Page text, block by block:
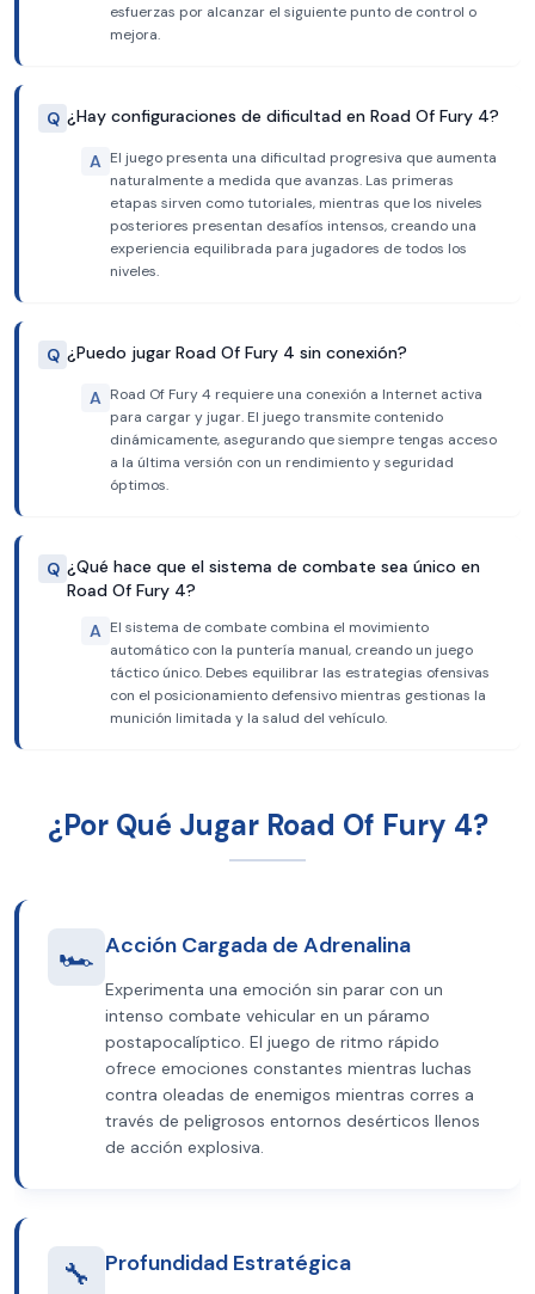
esfuerzas por alcanzar el siguiente punto de control o
mejora.
Q ¿Hay configuraciones de dificultad en Road Of Fury 4?
A El juego presenta una dificultad progresiva que aumenta
naturalmente a medida que avanzas. Las primeras
etapas sirven como tutoriales, mientras que los niveles
posteriores presentan desafíos intensos, creando una
experiencia equilibrada para jugadores de todos los
niveles.
Q ¿Puedo jugar Road Of Fury 4 sin conexión?
A Road Of Fury 4 requiere una conexión a Internet activa
para cargar y jugar. El juego transmite contenido
dinámicamente, asegurando que siempre tengas acceso
a la última versión con un rendimiento y seguridad
óptimos.
Q ¿Qué hace que el sistema de combate sea único en
Road Of Fury 4?
A El sistema de combate combina el movimiento
automático con la puntería manual, creando un juego
táctico único. Debes equilibrar las estrategias ofensivas
con el posicionamiento defensivo mientras gestionas la
munición limitada y la salud del vehículo.
¿Por Qué Jugar Road Of Fury 4?
🏎️ Acción Cargada de Adrenalina
Experimenta una emoción sin parar con un
intenso combate vehicular en un páramo
postapocalíptico. El juego de ritmo rápido
ofrece emociones constantes mientras luchas
contra oleadas de enemigos mientras corres a
través de peligrosos entornos desérticos llenos
de acción explosiva.
🔧 Profundidad Estratégica